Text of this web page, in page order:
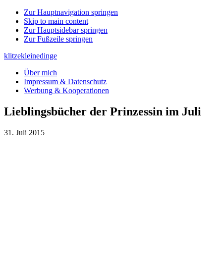
Zur Hauptnavigation springen
Skip to main content
Zur Hauptsidebar springen
Zur Fußzeile springen
klitzekleinedinge
Über mich
Impressum & Datenschutz
Werbung & Kooperationen
Lieblingsbücher der Prinzessin im Juli
31. Juli 2015